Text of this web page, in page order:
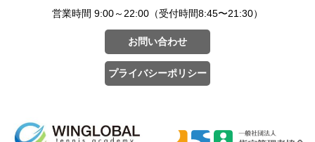
営業時間 9:00～22:00（受付時間8:45〜21:30）
お問い合わせ
プライバシーポリシー